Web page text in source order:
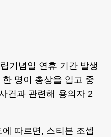
기념일 연휴 기간 발생
한 명이 총상을 입고 중
건과 관련해 용의자 2
따르면, 스티븐 조셉